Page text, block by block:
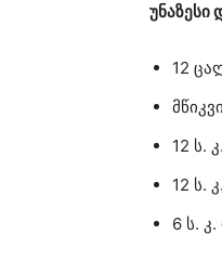
უნაზესი
12
12 ს.
12 ს.
6 ს.